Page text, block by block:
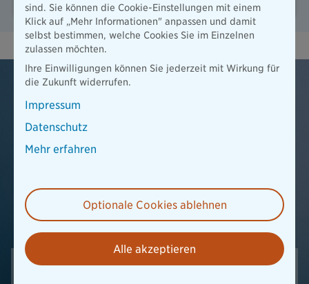
sind. Sie können die Cookie-Einstellungen mit einem
Klick auf „Mehr Informationen" anpassen und damit
selbst bestimmen, welche Cookies Sie im Einzelnen
zulassen möchten.
Ihre Einwilligungen können Sie jederzeit mit Wirkung für
die Zukunft widerrufen.
Impressum
Datenschutz
Mehr erfahren
Optionale Cookies ablehnen
Alle akzeptieren